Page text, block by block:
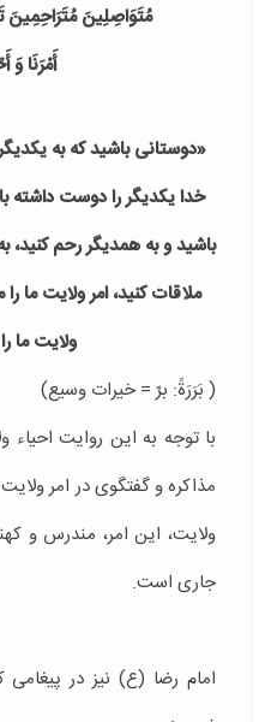
مُتَوَاصِلِینَ مُتَرَاحِمِینَ
أَمْرَنَا وَ
«دوستانی باشید که به
خدا یکدیگر را دوست داشته
باشید و به همدیگر رحم کنید،
ملاقات کنید، امر ولایت ما
ولایت ما
( بَرَرَةً: برّ = خیرات وسیع)
با توجه به این روایت
مذاکره و گفتگوی در امر
ولایت، این امر، مندرس و
جاری است.
امام رضا (ع) نیز در